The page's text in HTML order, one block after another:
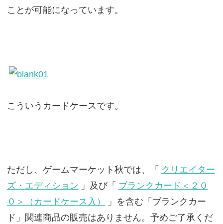
ことが可能になっています。
こういうカードケースです。
ただし、ゲームマーケット秋では、「 クリエイター
ズ・エディション 」及び「 ブランクカード＜２０
０＞（カードケース入）
」を含む「ブランクカー
ド」関連商品の販売はありません。予めご了承くだ